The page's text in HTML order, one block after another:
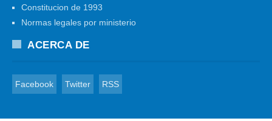
Constitucion de 1993
Normas legales por ministerio
ACERCA DE
Facebook Twitter RSS